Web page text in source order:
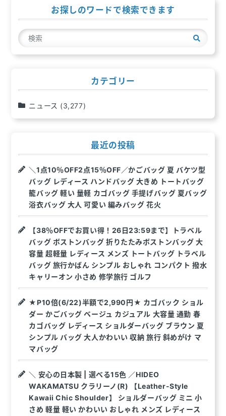
ー
シ
ョ
お探しのワードで検索できます
検
索
カテゴリー
ニュース (3,277)
最近の投稿
＼1点10％OFF2点15％OFF／かごバッグ 夏 バケツ型
バッグ レディース ハンドバッグ 大きめ トートバッグ
籠バッグ 軽い 量軽 カゴバッグ 手提げバッグ 夏バッグ
浴衣バッグ 大人 可愛い 編みバッグ 花火
【38％OFFでお買い得！26日23:59まで】トラベル
バッグ ボストンバッグ 折りたたみボストンバッグ 大
容量 超軽量 レディース メンズ トートバッグ トラベル
バッグ 旅行かばん シンプル おしゃれ コンパクト 撥水
キャリーオン 小さめ 修学旅行 ゴルフ
★P10倍(6/22)半額で2,990円★ カゴバック ショル
ダー かごバッグ ベージュ カジュアル 大容量 通勤 春
カゴバッグ レディース ショルダーバッグ ブラウン 夏
シンプル バッグ 大人かわいい 収納 旅行 斜めがけ マ
マバッグ
＼ 安心の日本製 | 選べる15色 ／HIDEO
WAKAMATSU クラリーノ(R) 【Leather-Style
Kawaii Chic Shoulder】 ショルダーバッグ ミニ 小
さめ 軽量 軽い かわいい おしゃれ メンズ レディース